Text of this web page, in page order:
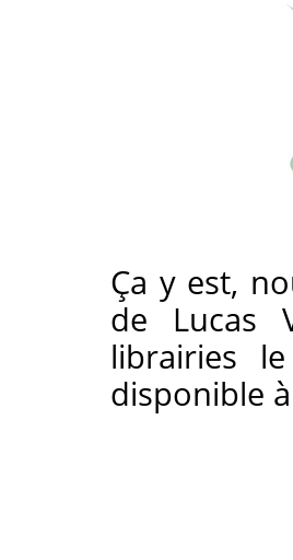
Ça y est,
de Lucas
librairies
disponible